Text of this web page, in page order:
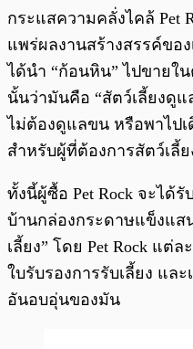
กระแสความคลั่งไคล้ Pet
แพร่ผลงานสร้างสรรค์ขอ
ได้นำ “ก้อนหิน” ไปขายใ
นั้นว่ามันคือ “สัตว์เลี้ยงดูแ
ไม่ต้องดูแลขน หรือพาไป
สำหรับผู้ที่ต้องการสัตว์เลี้
ทั้งนี้ผู้ซื้อ Pet Rock จะได้
บ้านกล่องกระดาษแข็งแส
เลี้ยง” โดย Pet Rock แต่
ใบรับรองการรับเลี้ยง แล
อันอบอุ่นของมัน